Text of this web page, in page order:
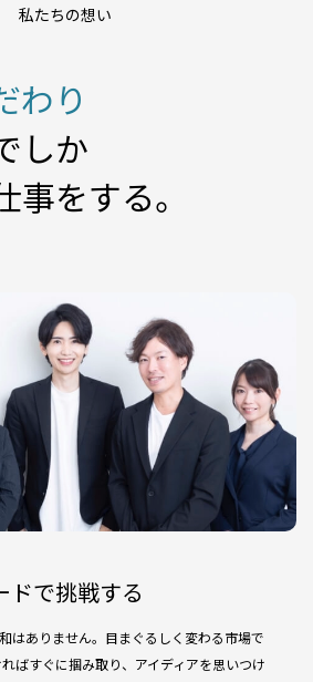
私たちの想い
わり
しか
事をする。
ドで挑戦する
はありません。目まぐるしく変わる市場で
ばすぐに掴み取り、アイディアを思いつけ